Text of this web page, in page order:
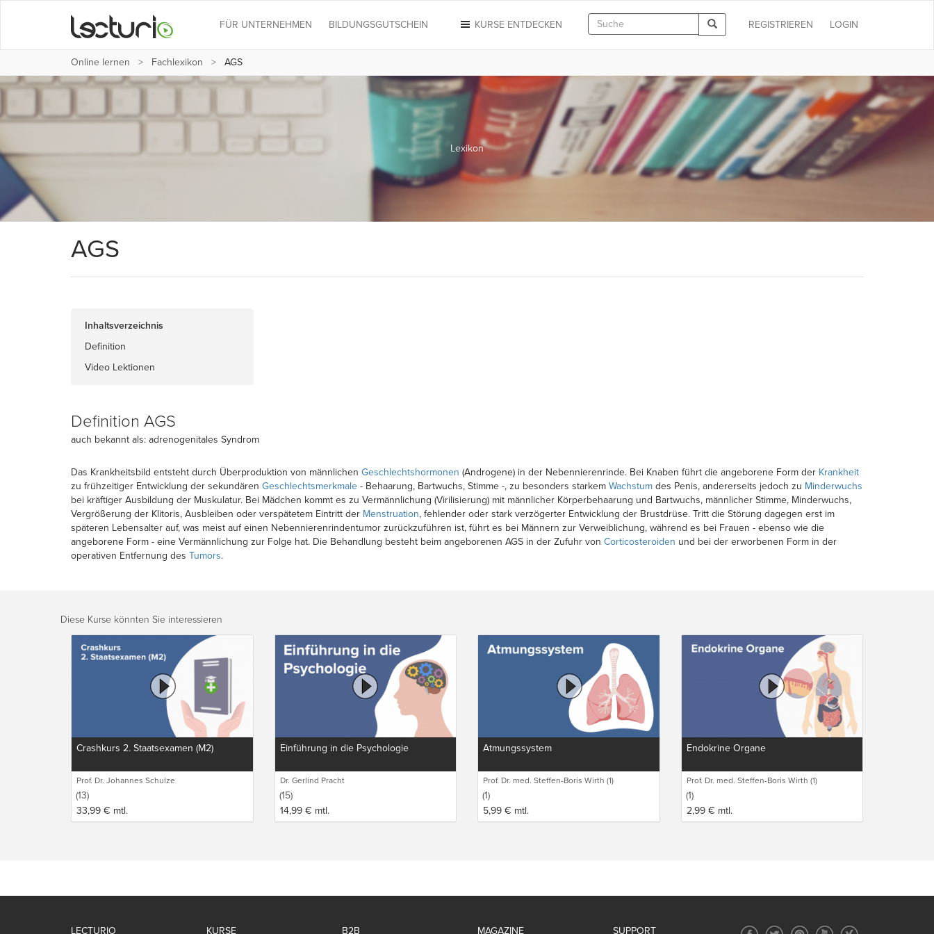
LOGIN
REGISTRIEREN
KURSE ENTDECKEN
FÜR UNTERNEHMEN BILDUNGSGUTSCHEIN
Online lernen Fachlexikon AGS
Lexikon
AGS
Inhaltsverzeichnis
Definition
Video Lektionen
Definition AGS
auch bekannt als: adrenogenitales Syndrom
Das Krankheitsbild entsteht durch Überproduktion von männlichen Geschlechtshormonen (Androgene) in der Nebennierenrinde. Bei Knaben führt die angeborene Form der Krankheit
zu frühzeitiger Entwicklung der sekundären Geschlechtsmerkmale - Behaarung, Bartwuchs, Stimme -, zu besonders starkem Wachstum des Penis, andererseits jedoch zu Minderwuchs
bei kräftiger Ausbildung der Muskulatur. Bei Mädchen kommt es zu Vermännlichung (Virilisierung) mit männlicher Körperbehaarung und Bartwuchs, männlicher Stimme, Minderwuchs,
Vergrößerung der Klitoris, Ausbleiben oder verspätetem Eintritt der Menstruation, fehlender oder stark verzögerter Entwicklung der Brustdrüse. Tritt die Störung dagegen erst im
späteren Lebensalter auf, was meist auf einen Nebennierenrindentumor zurückzuführen ist, führt es bei Männern zur Verweiblichung, während es bei Frauen - ebenso wie die
angeborene Form - eine Vermännlichung zur Folge hat. Die Behandlung besteht beim angeborenen AGS in der Zufuhr von Corticosteroiden und bei der erworbenen Form in der
operativen Entfernung des Tumors.
Diese Kurse könnten Sie interessieren
Crashkurs 2. Staatsexamen (M2)
Prof. Dr. Johannes Schulze
(13)
33,99 € mtl.
Einführung in die Psychologie
Dr. Gerlind Pracht
(15)
14,99 € mtl.
Atmungssystem
Prof. Dr. med. Steffen-Boris Wirth (1)
(1)
5,99 € mtl.
Endokrine Organe
Prof. Dr. med. Steffen-Boris Wirth (1)
(1)
2,99 € mtl.
LECTURIO KURSE B2B MAGAZINE SUPPORT